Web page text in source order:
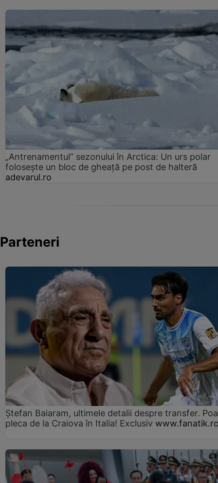
„Antrenamentul” sezonului în Arctica: Un urs polar
folosește un bloc de gheață pe post de halteră
adevarul.ro
Parteneri
Ștefan Baiaram, ultimele detalii despre transfer.
pleca de la Craiova în Italia! Exclusiv